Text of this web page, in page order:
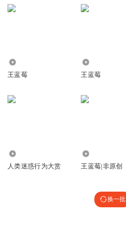
王蓝莓 王蓝莓
人类迷惑行为大赏 王蓝莓|非原创
换一批